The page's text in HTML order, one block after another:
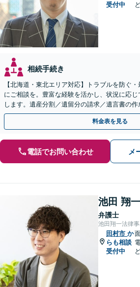
受付中
相続手続き
【北海道・東北エリア対応】トラブルを防ぐ
にご相談を。豊富な経験を活かし、状況に応
します。遺産分割／遺留分の請求／遺言書の
無料】【オンライン相談可能】
料金表を見る
電話でお問い合わせ メ
池田 翔一
弁護士
池田翔一法律
田村市 か
らも相談
受付中